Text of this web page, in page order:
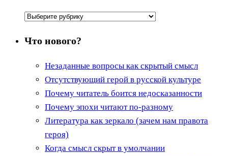
Рубрики
Что нового?
Незаданные вопросы как скрытый смысл
Отсутствующий герой в русской культуре
Почему читатель боится недосказанности
Почему эпохи читают по-разному
Литература как зеркало (зачем нам правота
героя)
Когда смысл скрыт в умолчании